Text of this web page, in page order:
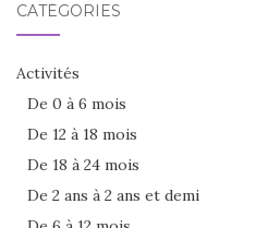
CATÉGORIES
Activités
De 0 à 6 mois
De 12 à 18 mois
De 18 à 24 mois
De 2 ans à 2 ans et demi